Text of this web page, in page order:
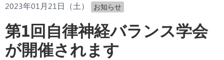
2023年01月21日（土） お知らせ
第1回自律神経バランス学会
が開催されます